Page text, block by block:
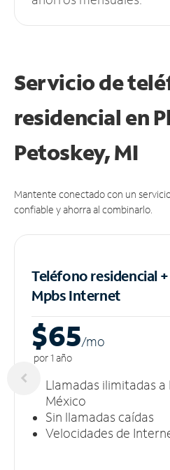
Servicio de
residencial en
Petoskey, MI
Mantente conectado con un
confiable y ahorra al combinarlo.
Teléfono residencial
MpbsInternet
$65/mo
por 1 año
Llamadas ilimitadas
México
Sin llamadas caídas
Velocidades de